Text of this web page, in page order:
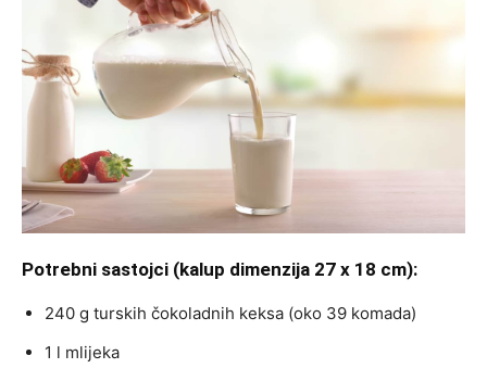
Potrebni sastojci (kalup dimenzija 27 x 18 cm):
240 g turskih čokoladnih keksa (oko 39 komada)
1 l mlijeka